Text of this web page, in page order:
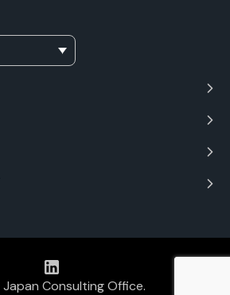
Japan Consulting Office.